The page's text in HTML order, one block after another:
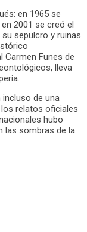
en 1965 se
2001 se creó el
sepulcro y ruinas
Carmen Funes de
lleva
incluso de una
relatos oficiales
hubo
las sombras de la